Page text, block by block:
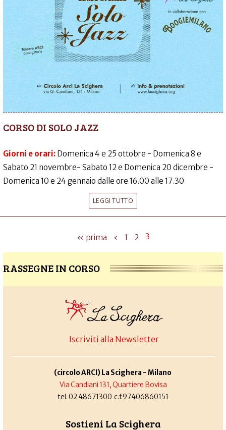
CORSO DI SOLO JAZZ
Giorni e orari: Domenica 4 e 25 ottobre - Domenica 8 e
Sabato 21 novembre- Sabato 12 e Domenica 20 dicembre -
Domenica 10 e 24 gennaio dalle ore 16.00 alle 17.30
LEGGI TUTTO
« prima ‹ 1 2 3
RASSEGNE IN CORSO
Iscriviti alla Newsletter
(circolo ARCI) La Scighera - Milano
Via Candiani 131, Quartiere Bovisa
tel. 02 48671300 c.f.97406860151
Sostieni La Scighera